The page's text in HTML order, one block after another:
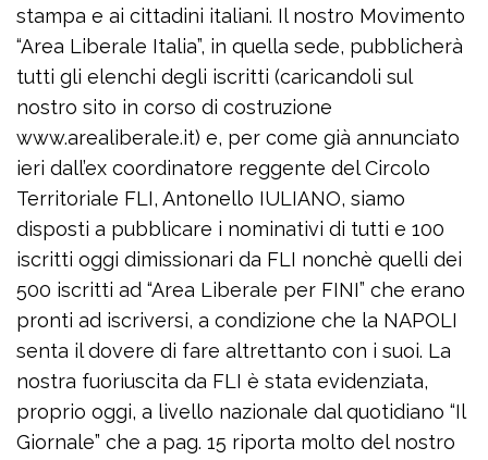
stampa e ai cittadini italiani. Il nostro Movimento
“Area Liberale Italia”, in quella sede, pubblicherà
tutti gli elenchi degli iscritti (caricandoli sul
nostro sito in corso di costruzione
www.arealiberale.it) e, per come già annunciato
ieri dall’ex coordinatore reggente del Circolo
Territoriale FLI, Antonello IULIANO, siamo
disposti a pubblicare i nominativi di tutti e 100
iscritti oggi dimissionari da FLI nonchè quelli dei
500 iscritti ad “Area Liberale per FINI” che erano
pronti ad iscriversi, a condizione che la NAPOLI
senta il dovere di fare altrettanto con i suoi. La
nostra fuoriuscita da FLI è stata evidenziata,
proprio oggi, a livello nazionale dal quotidiano “Il
Giornale” che a pag. 15 riporta molto del nostro